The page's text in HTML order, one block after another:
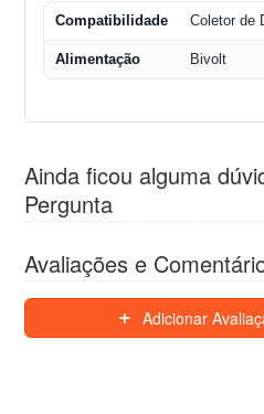
Compatibilidade Coletor de
Alimentação Bivolt
Ainda ficou alguma
Pergunta
Avaliações e
Adicionar